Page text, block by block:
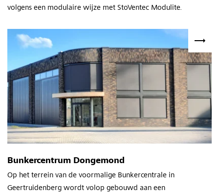
volgens een modulaire wijze met StoVentec Modulite.
Bunkercentrum Dongemond
Op het terrein van de voormalige Bunkercentrale in
Geertruidenberg wordt volop gebouwd aan een